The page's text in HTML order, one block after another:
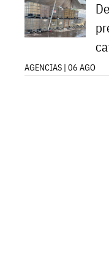
AGENCIAS | 06 AGO